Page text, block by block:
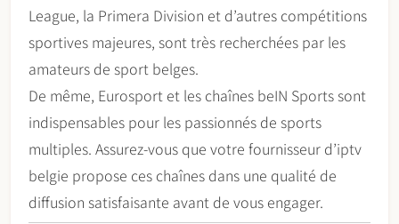
League, la Primera Division et d’autres compétitions
sportives majeures, sont très recherchées par les
amateurs de sport belges.
De même, Eurosport et les chaînes beIN Sports sont
indispensables pour les passionnés de sports
multiples. Assurez-vous que votre fournisseur d’iptv
belgie propose ces chaînes dans une qualité de
diffusion satisfaisante avant de vous engager.